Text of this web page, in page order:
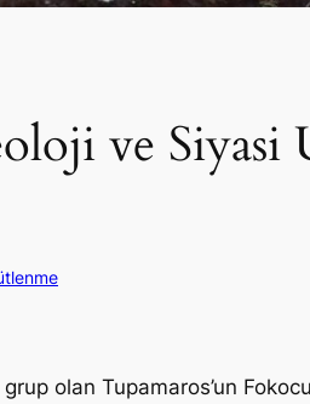
ve
olan Tupamaros’un